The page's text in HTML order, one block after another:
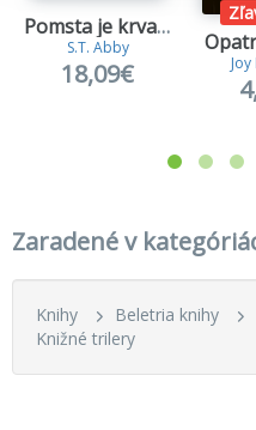
Pomsta je krvavá (Kniha prvá)
S.T. Abby
18,09€
Zaradené v
Knihy Beletria knihy
Knižné trilery